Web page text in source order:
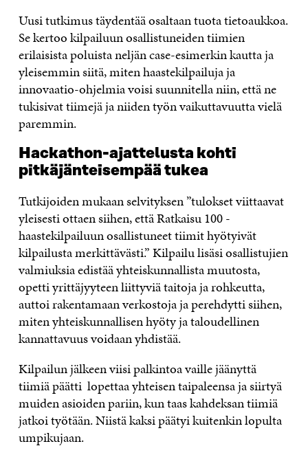
Uusi tutkimus täydentää osaltaan tuota tietoaukkoa.
Se kertoo kilpailuun osallistuneiden tiimien
erilaisista poluista neljän case-esimerkin kautta ja
yleisemmin siitä, miten haastekilpailuja ja
innovaatio-ohjelmia voisi suunnitella niin, että ne
tukisivat tiimejä ja niiden työn vaikuttavuutta vielä
paremmin.
Hackathon-ajattelusta kohti
pitkäjänteisempää tukea
Tutkijoiden mukaan selvityksen ”tulokset viittaavat
yleisesti ottaen siihen, että Ratkaisu 100 -
haastekilpailuun osallistuneet tiimit hyötyivät
kilpailusta merkittävästi.” Kilpailu lisäsi osallistujien
valmiuksia edistää yhteiskunnallista muutosta,
opetti yrittäjyyteen liittyviä taitoja ja rohkeutta,
auttoi rakentamaan verkostoja ja perehdytti siihen,
miten yhteiskunnallisen hyöty ja taloudellinen
kannattavuus voidaan yhdistää.
Kilpailun jälkeen viisi palkintoa vaille jäänyttä
tiimiä päätti lopettaa yhteisen taipaleensa ja siirtyä
muiden asioiden pariin, kun taas kahdeksan tiimiä
jatkoi työtään. Niistä kaksi päätyi kuitenkin lopulta
umpikujaan.